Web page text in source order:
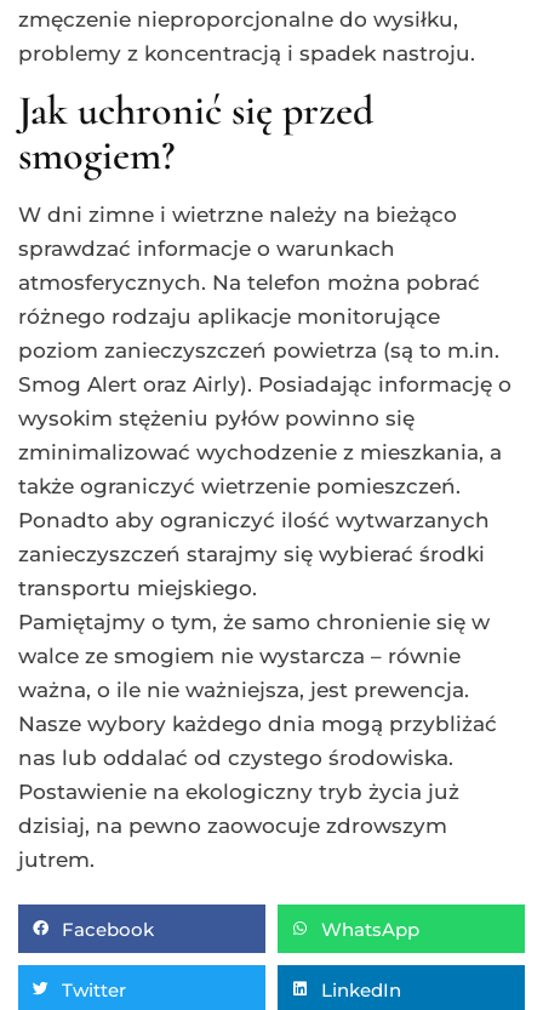
zmęczenie nieproporcjonalne do wysiłku,
problemy z koncentracją i spadek nastroju.
Jak uchronić się przed
smogiem?
W dni zimne i wietrzne należy na bieżąco
sprawdzać informacje o warunkach
atmosferycznych. Na telefon można pobrać
różnego rodzaju aplikacje monitorujące
poziom zanieczyszczeń powietrza (są to m.in.
Smog Alert oraz Airly). Posiadając informację o
wysokim stężeniu pyłów powinno się
zminimalizować wychodzenie z mieszkania, a
także ograniczyć wietrzenie pomieszczeń.
Ponadto aby ograniczyć ilość wytwarzanych
zanieczyszczeń starajmy się wybierać środki
transportu miejskiego.
Pamiętajmy o tym, że samo chronienie się w
walce ze smogiem nie wystarcza – równie
ważna, o ile nie ważniejsza, jest prewencja.
Nasze wybory każdego dnia mogą przybliżać
nas lub oddalać od czystego środowiska.
Postawienie na ekologiczny tryb życia już
dzisiaj, na pewno zaowocuje zdrowszym
jutrem.
Facebook WhatsApp
Twitter LinkedIn